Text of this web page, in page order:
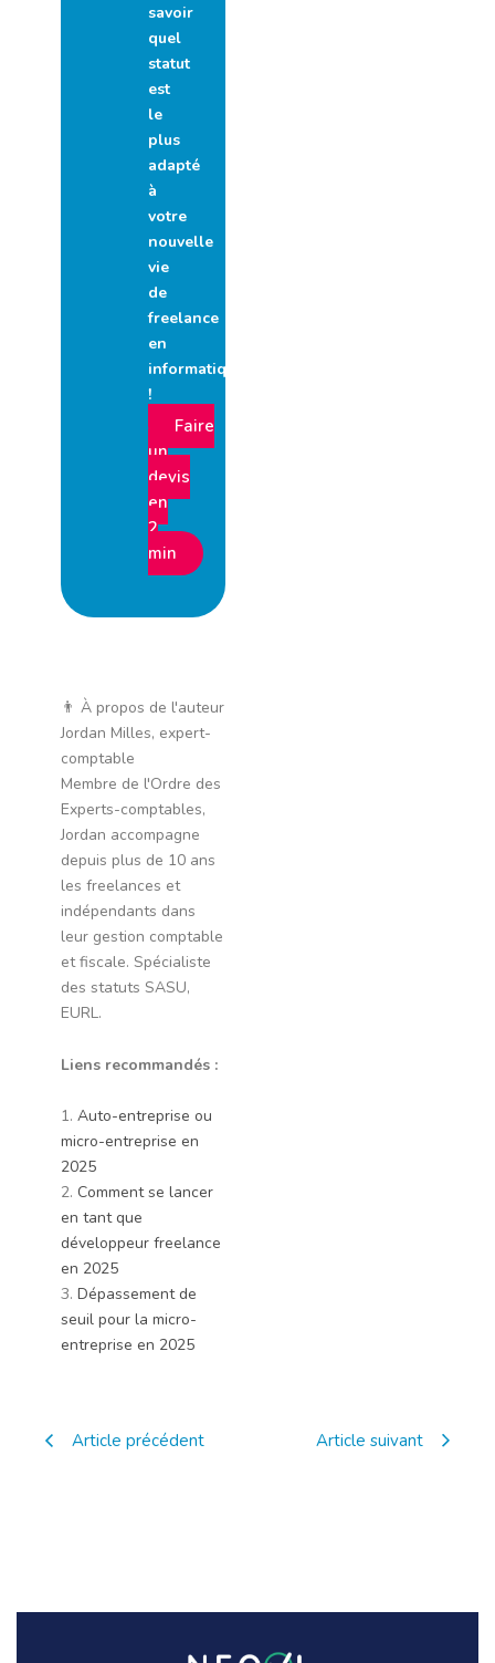
savoir
quel
statut
est
le
plus
adapté
à
votre
nouvelle
vie
de
freelance
en
informatique
!
Faire
un
devis
en
2
min
👨 À propos de l'auteur
Jordan Milles, expert-
comptable
Membre de l'Ordre des
Experts-comptables,
Jordan accompagne
depuis plus de 10 ans
les freelances et
indépendants dans
leur gestion comptable
et fiscale. Spécialiste
des statuts SASU,
EURL.
Liens recommandés :
1. Auto-entreprise ou
micro-entreprise en
2025
2. Comment se lancer
en tant que
développeur freelance
en 2025
3. Dépassement de
seuil pour la micro-
entreprise en 2025
Article précédent Article suivant